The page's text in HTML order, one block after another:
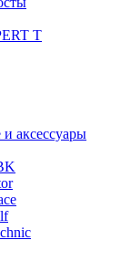
T
аксессуары